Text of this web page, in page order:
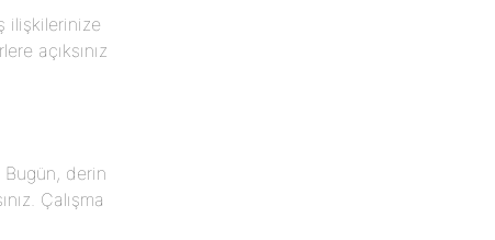
ilişkilerinize
açıksınız
Bugün, derin
Çalışma